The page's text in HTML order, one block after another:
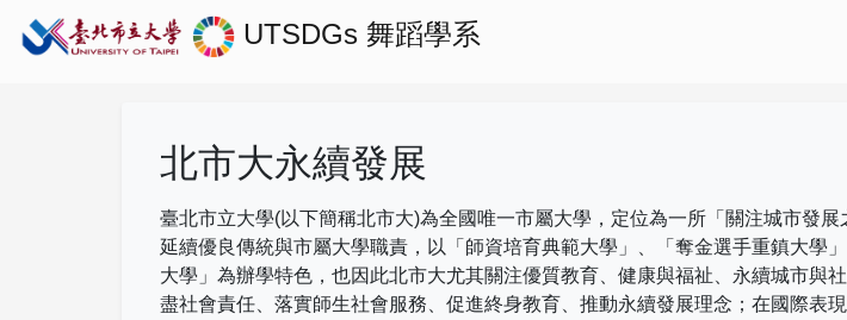
UTSDGs 舞蹈學系
北市大永續發展
臺北市立大學(以下簡稱北市大)為全國唯一市屬大學，定位為一所「關注城市發展
延續優良傳統與市屬大學職責，以「師資培育典範大學」、「奪金選手重鎮大學
大學」為辦學特色，也因此北市大尤其關注優質教育、健康與福祉、永續城市與
盡社會責任、落實師生社會服務、促進終身教育、推動永續發展理念；在國際表現